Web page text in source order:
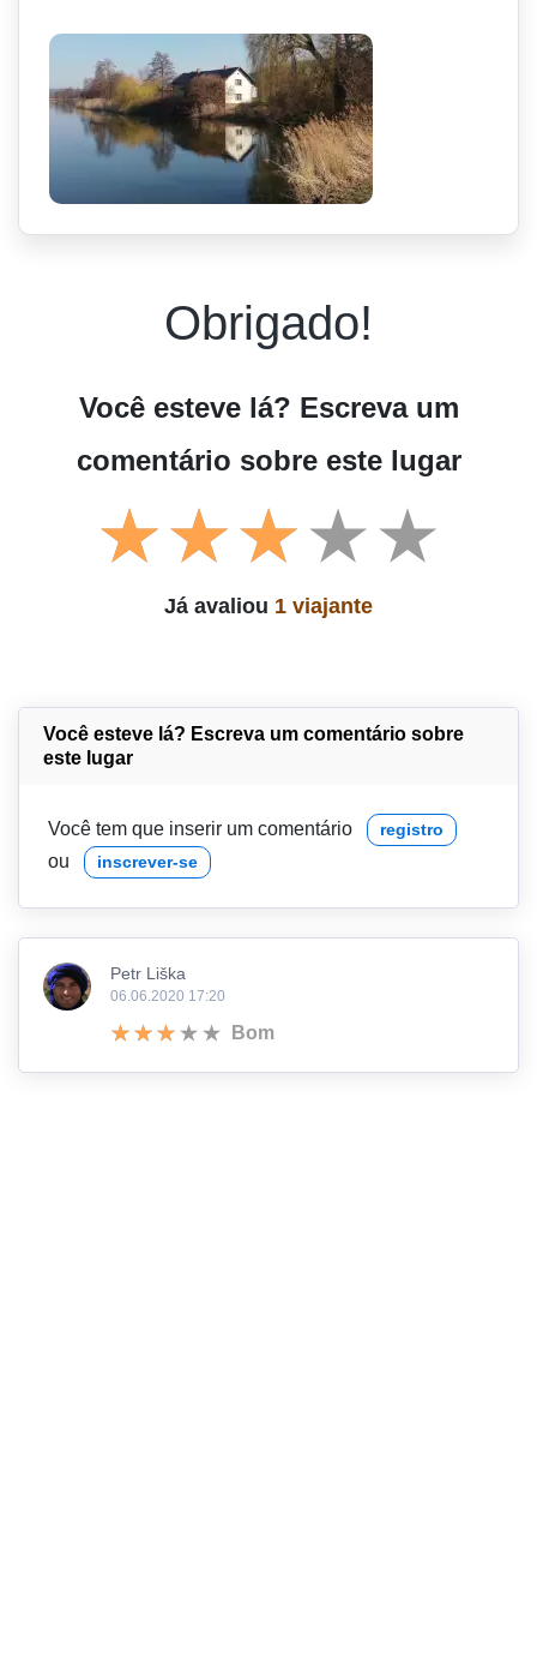
Obrigado!
Você esteve lá? Escreva um
comentário sobre este lugar
Já avaliou 1 viajante
Você esteve lá? Escreva um comentário sobre
este lugar
Você tem que inserir um comentário registro
ou inscrever-se
Petr Liška
06.06.2020 17:20
Bom